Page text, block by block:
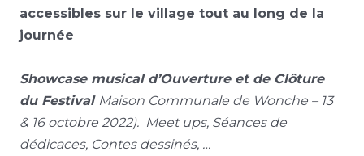
accessibles sur le village tout au long de la
journée
Showcase musical d’Ouverture et de Clôture
du Festival Maison Communale de Wonche – 13
& 16 octobre 2022). Meet ups, Séances de
dédicaces, Contes dessinés, …